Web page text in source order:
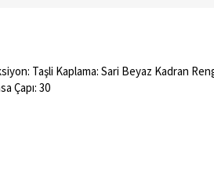
Taşli Kaplama: Sari Beyaz Kadran
Çapı: 30